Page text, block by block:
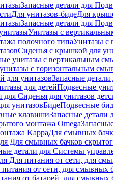
Запасные детали для
Для унитазов-бидеДля
Запасные детали для
Унитазы с
полочного типаУнитазы с
Сиденья с крышкой для
унитазы с вертикальным
с горизонтальным
для унитазовЗапасные
для детейПодвесные
для Сиденья для унитазов
унитазовБидеПодвесные
клавишиЗапасные
монтажа Omega
KappaДля смывных
Для смывных бачков
детали для Системы
Для питания от сети, для
от сети, для смывных
от батарей, для смывных